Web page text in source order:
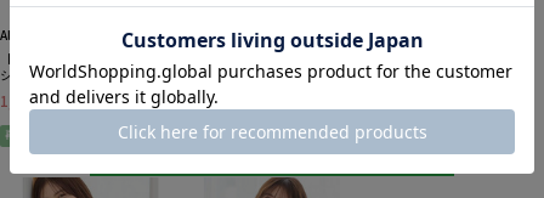
＋3
Alotta
【４つの機能付】スキッパーＴ
シャツブラウス 大きいサイズ
レディース
1,980円 税込
再入荷
＋1
Alotta
ふんわりシフォンワイドパン
ツ 大きいサイズレディース
2,990円
＋4
Alotta
【５つの機能付】インナー付シ
フォンタックチュニック 大き